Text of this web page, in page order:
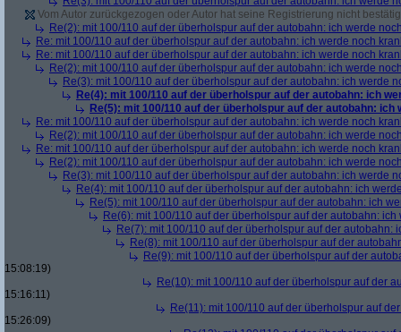
Vom Autor zurückgezogen oder Autor hat seine Registrierung nicht
Re(2): mit 100/110 auf der überholspur auf der autobahn: ich werde
Re: mit 100/110 auf der überholspur auf der autobahn: ich werde noch
Re: mit 100/110 auf der überholspur auf der autobahn: ich werde noch
Re(2): mit 100/110 auf der überholspur auf der autobahn: ich werde
Re(3): mit 100/110 auf der überholspur auf der autobahn: ich werde
Re(4): mit 100/110 auf der überholspur auf der autobahn: ich
Re(5): mit 100/110 auf der überholspur auf der autobahn: ich
Re: mit 100/110 auf der überholspur auf der autobahn: ich werde noch
Re(2): mit 100/110 auf der überholspur auf der autobahn: ich werde
Re: mit 100/110 auf der überholspur auf der autobahn: ich werde noch
Re(2): mit 100/110 auf der überholspur auf der autobahn: ich werde
Re(3): mit 100/110 auf der überholspur auf der autobahn: ich werde
Re(4): mit 100/110 auf der überholspur auf der autobahn: ich
Re(5): mit 100/110 auf der überholspur auf der autobahn: ich
Re(6): mit 100/110 auf der überholspur auf der autobahn:
Re(7): mit 100/110 auf der überholspur auf der autobahn:
Re(8): mit 100/110 auf der überholspur auf der
Re(9): mit 100/110 auf der überholspur auf der
15:08:19)
Re(10): mit 100/110 auf der überholspur auf der
15:16:11)
Re(11): mit 100/110 auf der überholspur auf
15:26:09)